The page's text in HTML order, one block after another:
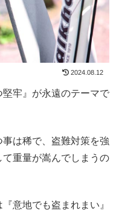
2024.08.12
牢』が永遠のテーマで
は稀で、盗難対策を強
重量が嵩んでしまうの
意地でも盗まれまい』